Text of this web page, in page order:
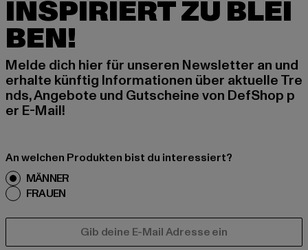
INSPIRIERT ZU BLEI
BEN!
Melde dich hier für unseren Newsletter an und
erhalte künftig Informationen über aktuelle Tre
nds, Angebote und Gutscheine von DefShop p
er E-Mail!
An welchen Produkten bist du interessiert?
MÄNNER
FRAUEN